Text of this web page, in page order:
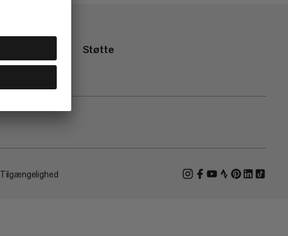
Støtte
Tilgængelighed